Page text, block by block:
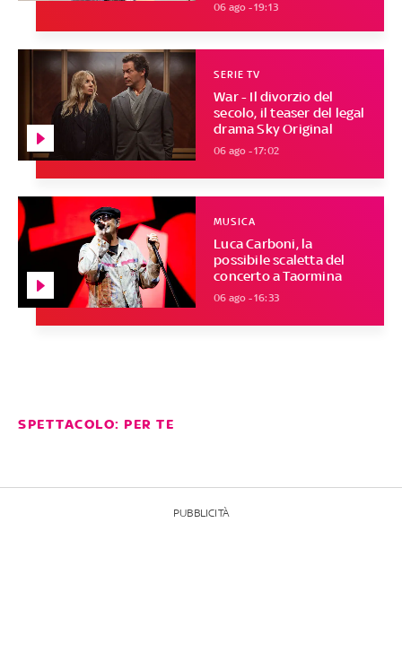
06 ago - 19:13
War - Il divorzio del
secolo, il teaser del legal
drama Sky Original
SERIE TV
06 ago - 17:02
Luca Carboni, la
possibile scaletta del
concerto a Taormina
MUSICA
06 ago - 16:33
SPETTACOLO: PER TE
PUBBLICITÀ